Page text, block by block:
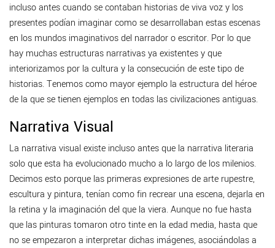
incluso antes cuando se contaban historias de viva voz y los
presentes podían imaginar como se desarrollaban estas escenas
en los mundos imaginativos del narrador o escritor. Por lo que
hay muchas estructuras narrativas ya existentes y que
interiorizamos por la cultura y la consecución de este tipo de
historias. Tenemos como mayor ejemplo la estructura del héroe
de la que se tienen ejemplos en todas las civilizaciones antiguas.
Narrativa Visual
La narrativa visual existe incluso antes que la narrativa literaria
solo que esta ha evolucionado mucho a lo largo de los milenios.
Decimos esto porque las primeras expresiones de arte rupestre,
escultura y pintura, tenían como fin recrear una escena, dejarla en
la retina y la imaginación del que la viera. Aunque no fue hasta
que las pinturas tomaron otro tinte en la edad media, hasta que
no se empezaron a interpretar dichas imágenes, asociándolas a